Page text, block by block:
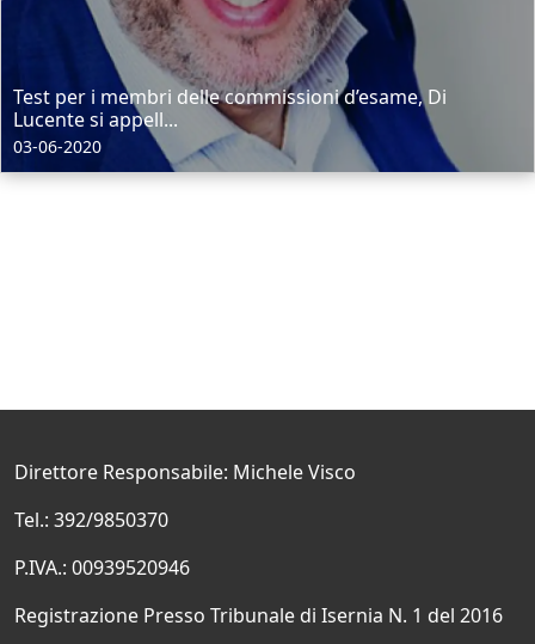
Test per i membri delle commissioni d’esame, Di
Lucente si appell...
03-06-2020
Direttore Responsabile: Michele Visco
Tel.: 392/9850370
P.IVA.: 00939520946
Registrazione Presso Tribunale di Isernia N. 1 del 2016